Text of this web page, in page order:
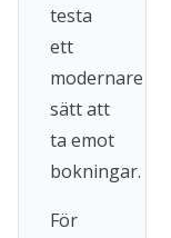
testa
ett
modernare
sätt att
ta emot
bokningar.
För